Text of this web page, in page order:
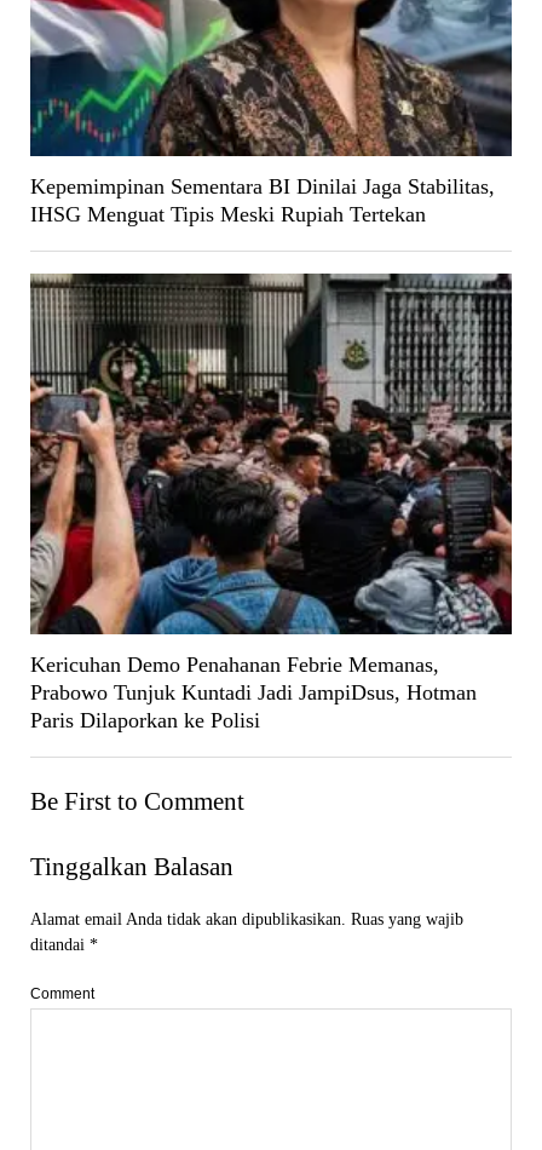
Kepemimpinan Sementara BI Dinilai Jaga Stabilitas,
IHSG Menguat Tipis Meski Rupiah Tertekan
Kericuhan Demo Penahanan Febrie Memanas,
Prabowo Tunjuk Kuntadi Jadi JampiDsus, Hotman
Paris Dilaporkan ke Polisi
Be First to Comment
Tinggalkan Balasan
Alamat email Anda tidak akan dipublikasikan. Ruas yang wajib
ditandai *
Comment